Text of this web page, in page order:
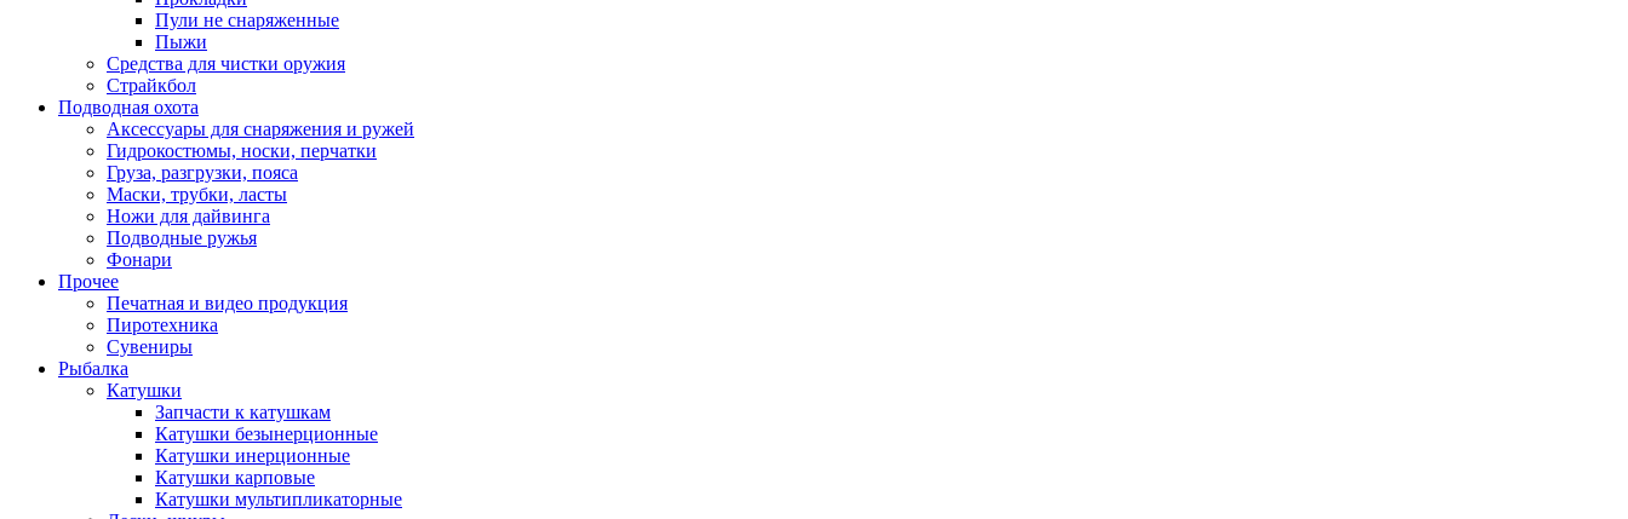
Пули не снаряженные
Пыжи
Средства для чистки оружия
Страйкбол
Подводная охота
Аксессуары для снаряжения и ружей
Гидрокостюмы, носки, перчатки
Груза, разгрузки, пояса
Маски, трубки, ласты
Ножи для дайвинга
Подводные ружья
Фонари
Прочее
Печатная и видео продукция
Пиротехника
Сувениры
Рыбалка
Катушки
Запчасти к катушкам
Катушки безынерционные
Катушки инерционные
Катушки карповые
Катушки мультипликаторные